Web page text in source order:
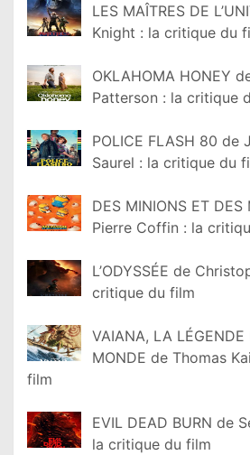
LES MAÎTRES DE
Knight : la critique du
OKLAHOMA HONEY
Patterson : la critique
POLICE FLASH 80 de
Saurel : la critique du
DES MINIONS ET DES
Pierre Coffin : la
L’ODYSSÉE de
critique du film
VAIANA, LA
MONDE de Thomas
film
EVIL DEAD BURN de
la critique du film